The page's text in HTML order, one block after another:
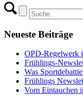
Neueste Beiträge
OPD-Regelwerk
Frühlings-
Was
Frühlings
Vom Eintauchen